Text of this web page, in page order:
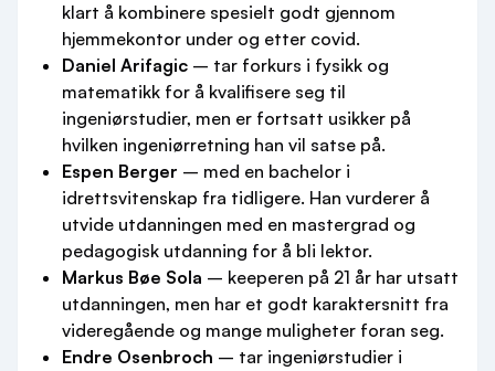
klart å kombinere spesielt godt gjennom
hjemmekontor under og etter covid.
Daniel Arifagic – tar forkurs i fysikk og
matematikk for å kvalifisere seg til
ingeniørstudier, men er fortsatt usikker på
hvilken ingeniørretning han vil satse på.
Espen Berger – med en bachelor i
idrettsvitenskap fra tidligere. Han vurderer å
utvide utdanningen med en mastergrad og
pedagogisk utdanning for å bli lektor.
Markus Bøe Sola – keeperen på 21 år har utsatt
utdanningen, men har et godt karaktersnitt fra
videregående og mange muligheter foran seg.
Endre Osenbroch – tar ingeniørstudier i